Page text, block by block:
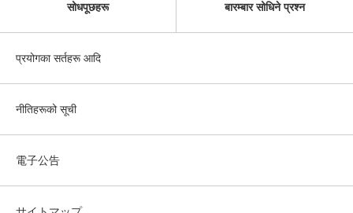
सोधपूछहरू बारम्बार सोधिने प्रश्न
प्रयोगका सर्तहरू आदि
नीतिहरूको सूची
電子公告